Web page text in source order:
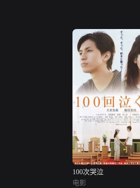
100次哭泣
电影